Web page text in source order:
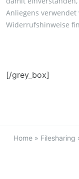
Anliegens
Widerrufshinweise
[/grey_box]
Home » Filesharing